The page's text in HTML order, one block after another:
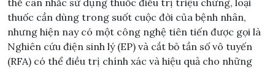
thể cân nhắc sử dụng thuốc điều trị triệu chứng, loại
thuốc cần dùng trong suốt cuộc đời của bệnh nhân,
nhưng hiện nay có một công nghệ tiên tiến được gọi là
Nghiên cứu điện sinh lý (EP) và cắt bỏ tần số vô tuyến
(RFA) có thể điều trị chính xác và hiệu quả cho những